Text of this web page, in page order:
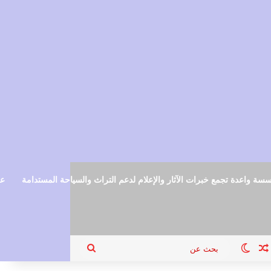
واعدة تجمع خبرات الآثار والإعلام لدعم التراث والسياحة المستدامة
الدخول
مقال عشوائي
الوضع المظلم
بحث